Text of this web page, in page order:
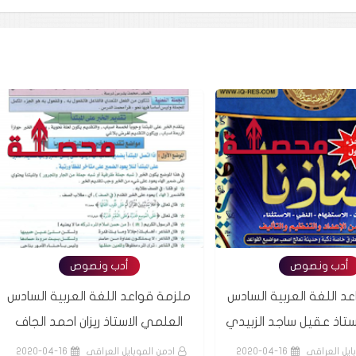
أدب ونصوص
اللغة العربية السادس
الاستاذ ريزان احمد الجاف
العراقي 2020-04-16
أدب ونصوص
ملزمة الفيزياء الصف السادس
الاستاذ حكمت العمري
ادمن الموبايل العراقي 2020-04-16